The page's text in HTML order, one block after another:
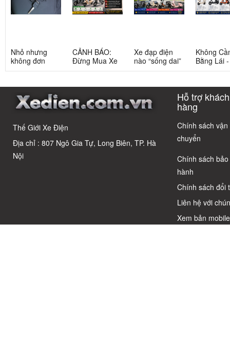
Nhỏ nhưng
không đơn
giản: Sự thật
học sinh cấp 2
CẢNH BÁO:
Đừng Mua Xe
Điện Chỉ Vì
Cáo! 5 Bẫy
Quyết Chọn Xe
Chuẩn Chỉnh
Xe đạp điện
nào “sống dai”
nhất sau 5
có câu trả lời
Không
Bằng Lái
3 Xe Đạp
Cho Học
Thế Giới Xe Điện
Địa chỉ : 807 Ngô Gia Tự, Long Biên, TP. Hà
Nội
Hỗ trợ khách
hàng
Chính sách vận
chuyển
Chính sách bảo
hành
Chính sách đổi
Liên hệ với
Xem bản